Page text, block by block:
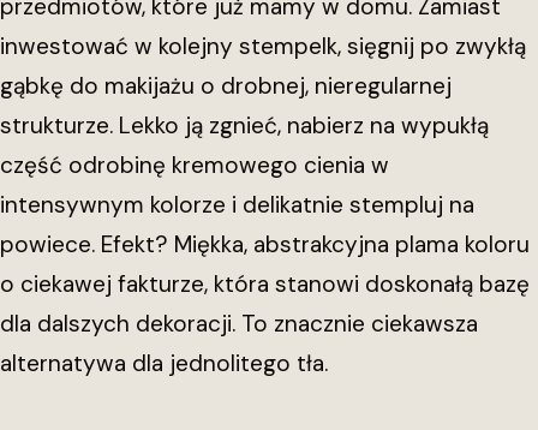
przedmiotów, które już mamy w domu. Zamiast
inwestować w kolejny stempelk, sięgnij po zwykłą
gąbkę do makijażu o drobnej, nieregularnej
strukturze. Lekko ją zgnieć, nabierz na wypukłą
część odrobinę kremowego cienia w
intensywnym kolorze i delikatnie stempluj na
powiece. Efekt? Miękka, abstrakcyjna plama koloru
o ciekawej fakturze, która stanowi doskonałą bazę
dla dalszych dekoracji. To znacznie ciekawsza
alternatywa dla jednolitego tła.